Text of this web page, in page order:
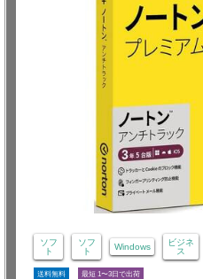
ソフ
ト
ソフ
ト
Windows
ビジネ
ス
送料無料 最短 1〜3日で出荷